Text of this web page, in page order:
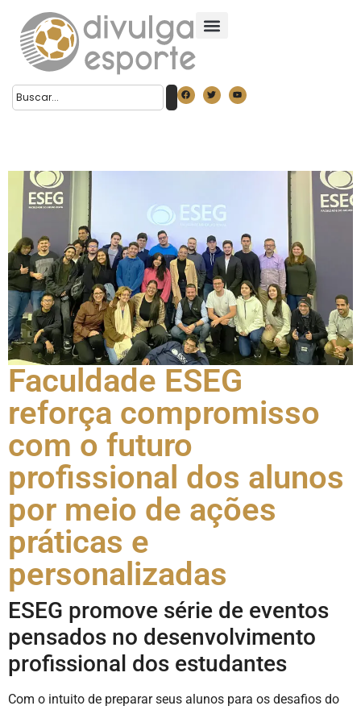
Faculdade ESEG
reforça compromisso
com o futuro
profissional dos alunos
por meio de ações
práticas e
personalizadas
ESEG promove série de eventos
pensados no desenvolvimento
profissional dos estudantes
Com o intuito de preparar seus alunos para os desafios do